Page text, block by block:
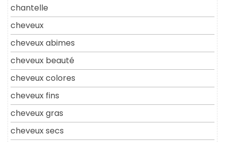
chantelle
cheveux
cheveux abimes
cheveux beauté
cheveux colores
cheveux fins
cheveux gras
cheveux secs